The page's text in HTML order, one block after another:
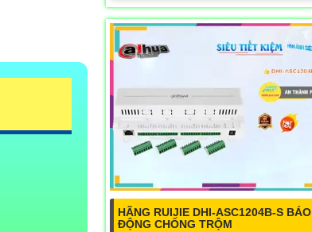
HÃNG RUIJIE DHI-ASC1204B-S BÁO
ĐỘNG CHỐNG TRỘM